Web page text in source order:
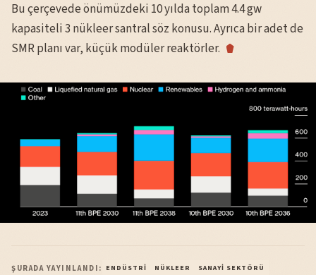
Bu çerçevede önümüzdeki 10 yılda toplam 4.4 gw
kapasiteli 3 nükleer santral söz konusu. Ayrıca bir adet de
SMR planı var, küçük modüler reaktörler.
ŞURADA YAYINLANDI: ENDÜSTRI NÜKLEER SANAYI SEKTÖRÜ